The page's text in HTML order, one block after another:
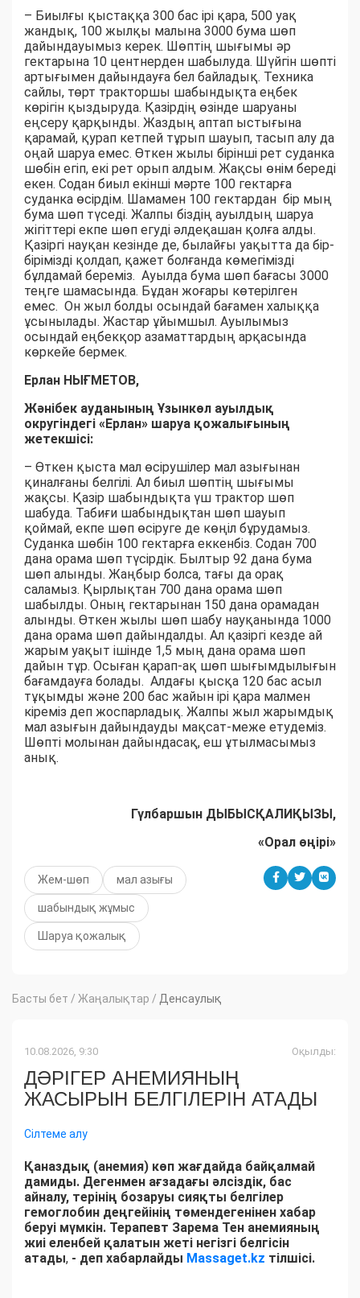
– Биылғы қыстаққа 300 бас ірі қара, 500 уақ
жандық, 100 жылқы малына 3000 бума шөп
дайындауымыз керек. Шөптің шығымы әр
гектарына 10 центнерден шабылуда. Шүйгін шөпті
артығымен дайындауға бел байладық. Техника
сайлы, төрт тракторшы шабындықта еңбек
көрігін қыздыруда. Қазірдің өзінде шаруаны
еңсеру қарқынды. Жаздың аптап ыстығына
қарамай, қурап кетпей тұрып шауып, тасып алу да
оңай шаруа емес. Өткен жылы бірінші рет суданка
шөбін егіп, екі рет орып алдым. Жақсы өнім береді
екен. Содан биыл екінші мәрте 100 гектарға
суданка өсірдім. Шамамен 100 гектардан бір мың
бума шөп түседі. Жалпы біздің ауылдың шаруа
жігіттері екпе шөп егуді әлдеқашан қолға алды.
Қазіргі науқан кезінде де, былайғы уақытта да бір-
бірімізді қолдап, қажет болғанда көмегімізді
бұлдамай береміз. Ауылда бума шөп бағасы 3000
теңге шамасында. Бұдан жоғары көтерілген
емес. Он жыл болды осындай бағамен халыққа
ұсынылады. Жастар ұйымшыл. Ауылымыз
осындай еңбекқор азаматтардың арқасында
көркейе бермек.
Ерлан НЫҒМЕТОВ,
Жәнібек ауданының Ұзынкөл ауылдық
округіндегі «Ерлан» шаруа қожалығының
жетекшісі:
– Өткен қыста мал өсірушілер мал азығынан
қиналғаны белгілі. Ал биыл шөптің шығымы
жақсы. Қазір шабындықта үш трактор шөп
шабуда. Табиғи шабындықтан шөп шауып
қоймай, екпе шөп өсіруге де көңіл бұрудамыз.
Суданка шөбін 100 гектарға еккенбіз. Содан 700
дана орама шөп түсірдік. Былтыр 92 дана бума
шөп алынды. Жаңбыр болса, тағы да орақ
саламыз. Қырлықтан 700 дана орама шөп
шабылды. Оның гектарынан 150 дана орамадан
алынды. Өткен жылы шөп шабу науқанында 1000
дана орама шөп дайындалды. Ал қазіргі кезде ай
жарым уақыт ішінде 1,5 мың дана орама шөп
дайын тұр. Осыған қарап-ақ шөп шығымдылығын
бағамдауға болады. Алдағы қысқа 120 бас асыл
тұқымды және 200 бас жайын ірі қара малмен
кіреміз деп жоспарладық. Жалпы жыл жарымдық
мал азығын дайындауды мақсат-меже етудеміз.
Шөпті молынан дайындасақ, еш ұтылмасымыз
анық.
Гүлбаршын ДЫБЫСҚАЛИҚЫЗЫ,
«Орал өңірі»
Жем-шөп мал азығы
шабындық жұмыс
Шаруа қожалық
Басты бет / Жаңалықтар / Денсаулық
10.08.2026, 9:30 Оқылды:
ДӘРІГЕР АНЕМИЯНЫҢ
ЖАСЫРЫН БЕЛГІЛЕРІН АТАДЫ
Сілтеме алу
Қаназдық (анемия) көп жағдайда байқалмай
дамиды. Дегенмен ағзадағы әлсіздік, бас
айналу, терінің бозаруы сияқты белгілер
гемоглобин деңгейінің төмендегенінен хабар
беруі мүмкін. Терапевт Зарема Тен анемияның
жиі еленбей қалатын жеті негізгі белгісін
атады, - деп хабарлайды Massaget.kz тілшісі.